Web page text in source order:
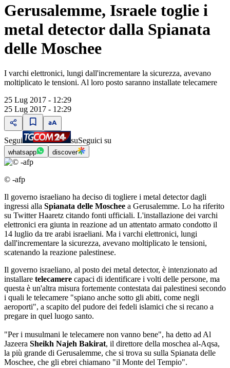
Gerusalemme, Israele toglie i
metal detector dalla Spianata
delle Moschee
I varchi elettronici, lungi dall'incrementare la sicurezza, avevano
moltiplicato le tensioni. Al loro posto saranno installate telecamere
25 Lug 2017 - 12:29
25 Lug 2017 - 12:29
Segui suSeguici su
whatsapp discover
© -afp
Il governo israeliano ha deciso di togliere i metal detector dagli
ingressi alla Spianata delle Moschee a Gerusalemme. Lo ha riferito
su Twitter Haaretz citando fonti ufficiali. L'installazione dei varchi
elettronici era giunta in reazione ad un attentato armato condotto il
14 luglio da tre arabi israeliani. Ma i varchi elettronici, lungi
dall'incrementare la sicurezza, avevano moltiplicato le tensioni,
scatenando la reazione palestinese.
Il governo israeliano, al posto dei metal detector, è intenzionato ad
installare telecamere capaci di identificare i volti delle persone, ma
questa è un'altra misura fortemente contestata dai palestinesi secondo
i quali le telecamere "spiano anche sotto gli abiti, come negli
aeroporti", a scapito del pudore dei fedeli islamici che si recano a
pregare in quel luogo santo.
"Per i musulmani le telecamere non vanno bene", ha detto ad Al
Jazeera Sheikh Najeh Bakirat, il direttore della moschea al-Aqsa,
la più grande di Gerusalemme, che si trova su sulla Spianata delle
Moschee, che gli ebrei chiamano "il Monte del Tempio".